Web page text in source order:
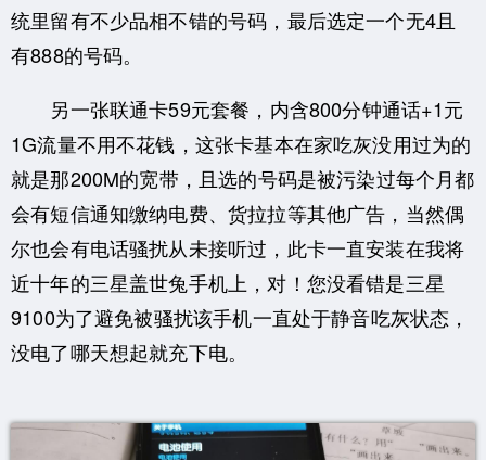
统里留有不少品相不错的号码，最后选定一个无4且
有888的号码。
另一张联通卡59元套餐，内含800分钟通话+1元
1G流量不用不花钱，这张卡基本在家吃灰没用过为的
就是那200M的宽带，且选的号码是被污染过每个月都
会有短信通知缴纳电费、货拉拉等其他广告，当然偶
尔也会有电话骚扰从未接听过，此卡一直安装在我将
近十年的三星盖世兔手机上，对！您没看错是三星
9100为了避免被骚扰该手机一直处于静音吃灰状态，
没电了哪天想起就充下电。